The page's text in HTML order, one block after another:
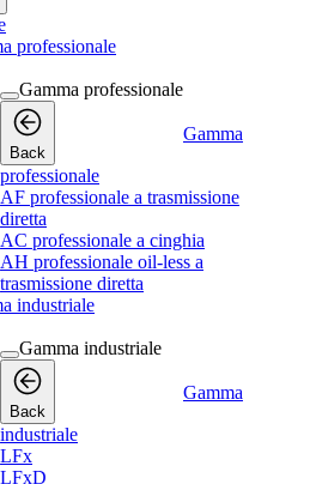
professionale
Gamma professionale
Back
Gamma
professionale
AF professionale a trasmissione
diretta
AC professionale a cinghia
AH professionale oil-less a
trasmissione diretta
industriale
Gamma industriale
Back
Gamma
industriale
LFx
LFxD